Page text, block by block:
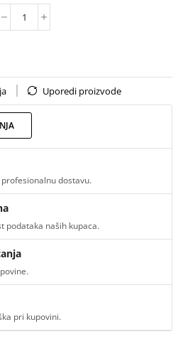
Uporedi proizvode
dostavu.
podataka naših kupaca.
pri kupovini.